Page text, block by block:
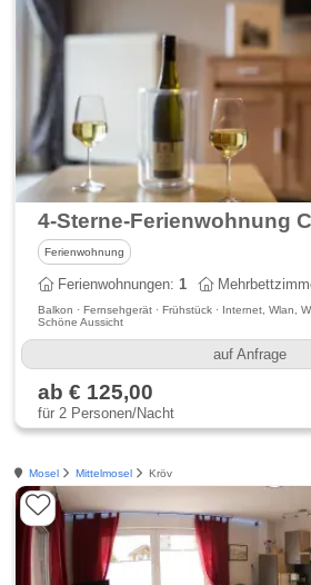
Ferienwohnung
Ferienwohnungen:1
Balkon · Fernsehgerät · Frühstück · Internet, Wlan,
Schöne Aussicht
auf Anfrage
ab € 125,00
für 2 Personen/Nacht
Mosel Mittelmosel Kröv